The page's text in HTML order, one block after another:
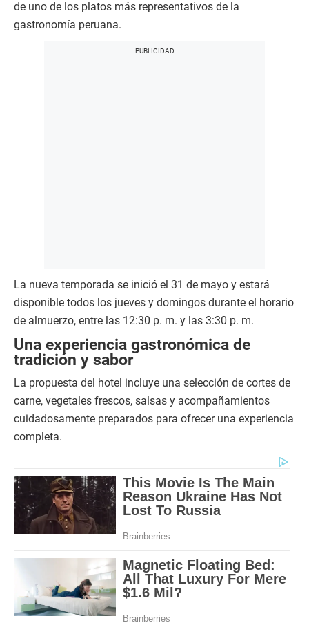
de uno de los platos más representativos de la
gastronomía peruana.
La nueva temporada se inició el 31 de mayo y estará
disponible todos los jueves y domingos durante el horario
de almuerzo, entre las 12:30 p. m. y las 3:30 p. m.
Una experiencia gastronómica de
tradición y sabor
La propuesta del hotel incluye una selección de cortes de
carne, vegetales frescos, salsas y acompañamientos
cuidadosamente preparados para ofrecer una experiencia
completa.